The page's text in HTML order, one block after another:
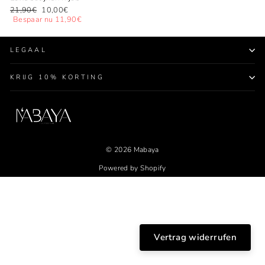
Normale
prijs
21,90€ Speciale
prijs
10,00€
Bespaar nu 11,90€
LEGAAL
KRIJG 10% KORTING
© 2026 Mabaya
Powered by Shopify
Vertrag widerrufen